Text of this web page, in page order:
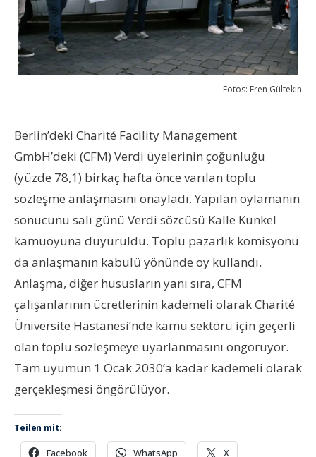
Fotos: Eren Gültekin
Berlin’deki Charité Facility Management
GmbH’deki (CFM) Verdi üyelerinin çoğunluğu
(yüzde 78,1) birkaç hafta önce varılan toplu
sözleşme anlaşmasını onayladı. Yapılan oylamanın
sonucunu salı günü Verdi sözcüsü Kalle Kunkel
kamuoyuna duyuruldu. Toplu pazarlık komisyonu
da anlaşmanın kabulü yönünde oy kullandı.
Anlaşma, diğer hususların yanı sıra, CFM
çalışanlarının ücretlerinin kademeli olarak Charité
Üniversite Hastanesi’nde kamu sektörü için geçerli
olan toplu sözleşmeye uyarlanmasını öngörüyor.
Tam uyumun 1 Ocak 2030’a kadar kademeli olarak
gerçekleşmesi öngörülüyor.
Teilen mit:
Facebook WhatsApp X